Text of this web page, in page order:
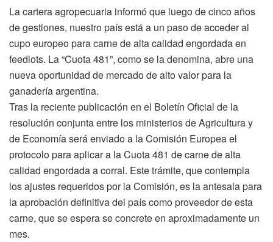
La cartera agropecuaria informó que luego de cinco años
de gestiones, nuestro país está a un paso de acceder al
cupo europeo para carne de alta calidad engordada en
feedlots. La “Cuota 481”, como se la denomina, abre una
nueva oportunidad de mercado de alto valor para la
ganadería argentina.
Tras la reciente publicación en el Boletín Oficial de la
resolución conjunta entre los ministerios de Agricultura y
de Economía será enviado a la Comisión Europea el
protocolo para aplicar a la Cuota 481 de carne de alta
calidad engordada a corral. Este trámite, que contempla
los ajustes requeridos por la Comisión, es la antesala para
la aprobación definitiva del país como proveedor de esta
carne, que se espera se concrete en aproximadamente un
mes.